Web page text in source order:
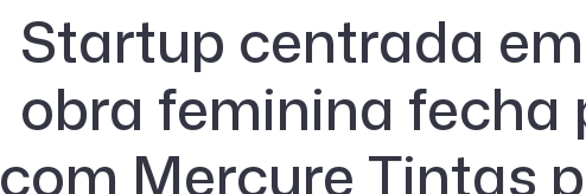
Startup centrada
obra feminina fecha
com Mercure Tintas